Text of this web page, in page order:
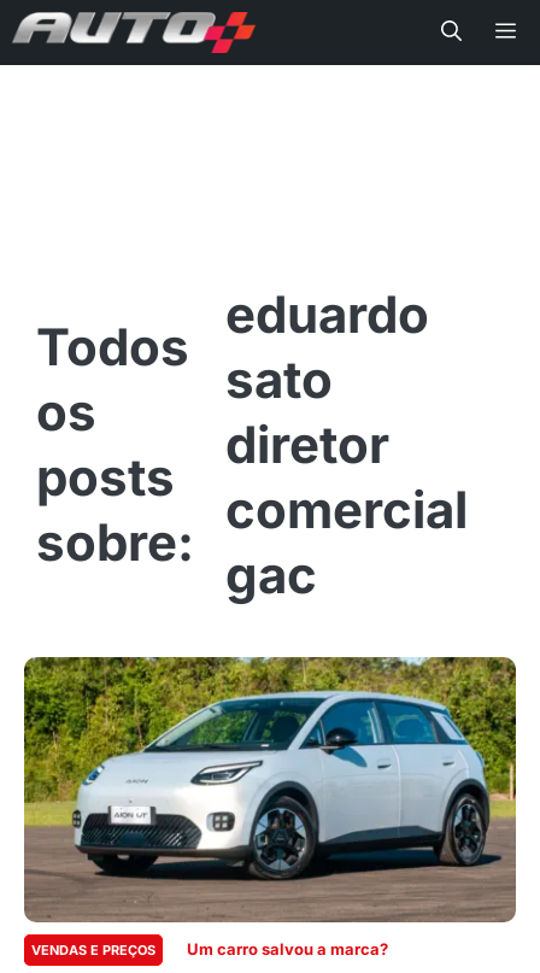
eduardo
sato
diretor
comercial
gac
VENDAS E PREÇOS Um carro salvou a marca?